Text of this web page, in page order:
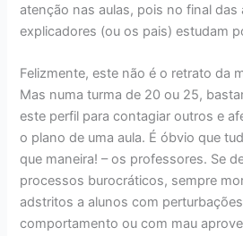
atenção nas aulas, pois no final das
explicadores (ou os pais) estudam
Felizmente, este não é o retrato da
Mas numa turma de 20 ou 25,
este perfil para contagiar outros e
o plano de uma aula. É óbvio que
que maneira! – os professores. Se
processos burocráticos, sempre
adstritos a alunos com
comportamento ou com mau